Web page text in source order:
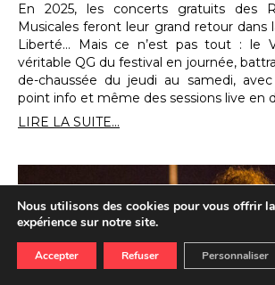
En 2025, les concerts gratuits des
Musicales feront leur grand retour dans
Liberté… Mais ce n’est pas tout : le
véritable QG du festival en journée,
de-chaussée du jeudi au samedi,
point info et même des sessions live en
LIRE LA SUITE...
Nous utilisons des cookies pour vous offrir
expérience sur notre site.
Accepter Refuser Personnaliser